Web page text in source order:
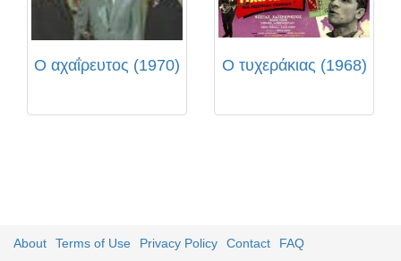
Ο αχαΐρευτος (1970) Ο τυχεράκιας (1968)
About Terms of Use Privacy Policy Contact FAQ